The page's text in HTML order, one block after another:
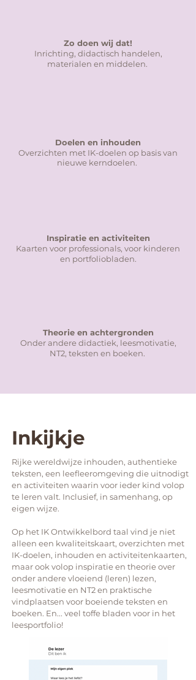
Zo doen wij dat!
Inrichting, didactisch handelen,
materialen en middelen.
Doelen en inhouden
Overzichten met IK-doelen op basis van
nieuwe kerndoelen.
Inspiratie en activiteiten
Kaarten voor professionals, voor kinderen
en portfoliobladen.
Theorie en achtergronden
Onder andere didactiek, leesmotivatie,
NT2, teksten en boeken.
Inkijkje
Rijke wereldwijze inhouden, authentieke
teksten, een leefleeromgeving die uitnodigt
en activiteiten waarin voor ieder kind volop
te leren valt. Inclusief, in samenhang, op
eigen wijze.
Op het IK Ontwikkelbord taal vind je niet
alleen een kwaliteitskaart, overzichten met
IK-doelen, inhouden en activiteitenkaarten,
maar ook volop inspiratie en theorie over
onder andere vloeiend (leren) lezen,
leesmotivatie en NT2 en praktische
vindplaatsen voor boeiende teksten en
boeken. En... veel toffe bladen voor in het
leesportfolio!